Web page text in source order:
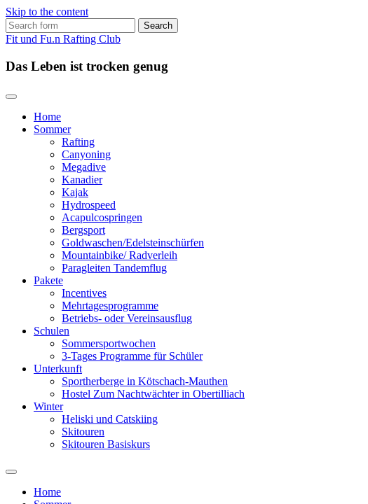
Skip to the content
Search
for:
Fit und Fu.n Rafting Club
Das Leben ist trocken genug
Home
Sommer
Rafting
Canyoning
Megadive
Kanadier
Kajak
Hydrospeed
Acapulcospringen
Bergsport
Goldwaschen/Edelsteinschürfen
Mountainbike/ Radverleih
Paragleiten Tandemflug
Pakete
Incentives
Mehrtagesprogramme
Betriebs- oder Vereinsausflug
Schulen
Sommersportwochen
3-Tages Programme für Schüler
Unterkunft
Sportherberge in Kötschach-Mauthen
Hostel Zum Nachtwächter in Obertilliach
Winter
Heliski und Catskiing
Skitouren
Skitouren Basiskurs
Toggle
search
field
Home